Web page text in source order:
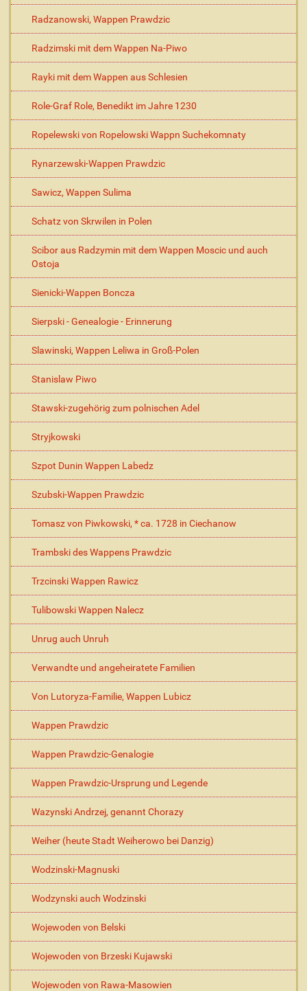
Radzanowski, Wappen Prawdzic
Radzimski mit dem Wappen Na-Piwo
Rayki mit dem Wappen aus Schlesien
Role-Graf Role, Benedikt im Jahre 1230
Ropelewski von Ropelowski Wappn Suchekomnaty
Rynarzewski-Wappen Prawdzic
Sawicz, Wappen Sulima
Schatz von Skrwilen in Polen
Scibor aus Radzymin mit dem Wappen Moscic und auch
Ostoja
Sienicki-Wappen Boncza
Sierpski - Genealogie - Erinnerung
Slawinski, Wappen Leliwa in Groß-Polen
Stanislaw Piwo
Stawski-zugehörig zum polnischen Adel
Stryjkowski
Szpot Dunin Wappen Labedz
Szubski-Wappen Prawdzic
Tomasz von Piwkowski, * ca. 1728 in Ciechanow
Trambski des Wappens Prawdzic
Trzcinski Wappen Rawicz
Tulibowski Wappen Nalecz
Unrug auch Unruh
Verwandte und angeheiratete Familien
Von Lutoryza-Familie, Wappen Lubicz
Wappen Prawdzic
Wappen Prawdzic-Genalogie
Wappen Prawdzic-Ursprung und Legende
Wazynski Andrzej, genannt Chorazy
Weiher (heute Stadt Weiherowo bei Danzig)
Wodzinski-Magnuski
Wodzynski auch Wodzinski
Wojewoden von Belski
Wojewoden von Brzeski Kujawski
Wojewoden von Rawa-Masowien